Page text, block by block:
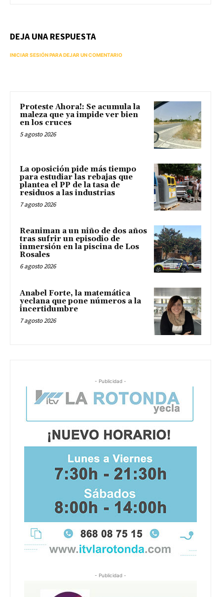
DEJA UNA RESPUESTA
INICIAR SESIÓN PARA DEJAR UN COMENTARIO
Proteste Ahora!: Se acumula la
maleza que ya impide ver bien
en los cruces
5 agosto 2026
La oposición pide más tiempo
para estudiar las rebajas que
plantea el PP de la tasa de
residuos a las industrias
7 agosto 2026
Reaniman a un niño de dos años
tras sufrir un episodio de
inmersión en la piscina de Los
Rosales
6 agosto 2026
Anabel Forte, la matemática
yeclana que pone números a la
incertidumbre
7 agosto 2026
- Publicidad -
- Publicidad -